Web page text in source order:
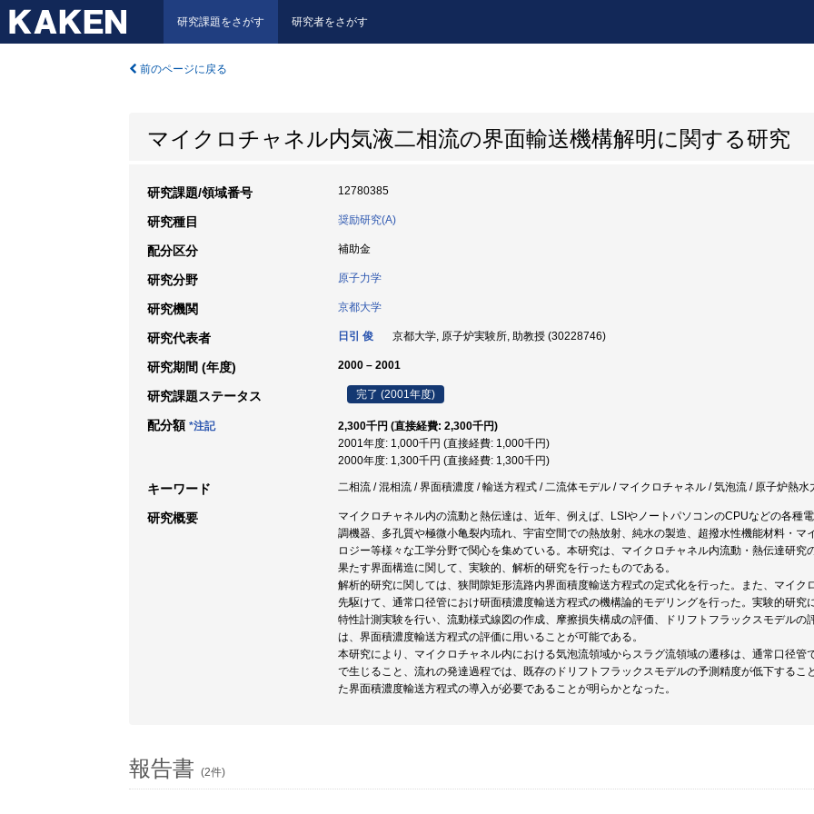
研究課題をさがす 研究者をさがす
前のページに戻る
マイクロチャネル内気液二相流の界面輸送機構解明に関する研究
研究課題/領域番号 12780385
研究種目 奨励研究(A)
配分区分 補助金
研究分野 原子力学
研究機関 京都大学
研究代表者 日引 俊 京都大学, 原子炉実験所, 助教授 (30228746)
研究期間 (年度) 2000 – 2001
研究課題ステータス 完了 (2001年度)
配分額 *注記
2,300千円 (直接経費: 2,300千円)
2001年度: 1,000千円 (直接経費: 1,000千円)
2000年度: 1,300千円 (直接経費: 1,300千円)
キーワード 二相流 / 混相流 / 界面積濃度 / 輸送方程式 / 二流体モデル / マイクロチャネル / 気泡流 / 原子炉熱水
研究概要
マイクロチャネル内の流動と熱伝達は、近年、例えば、LSIやノートパソコンのCPUなどの各種
調機器、多孔質や極微小亀裂内琉れ、宇宙空間での熱放射、純水の製造、超撥水性機能材料・
ロジー等様々な工学分野で関心を集めている。本研究は、マイクロチャネル内流動・熱伝達研
果たす界面構造に関して、実験的、解析的研究を行ったものである。
解析的研究に関しては、狭間隙矩形流路内界面積度輸送方程式の定式化を行った。また、マイ
先駆けて、通常口径管におけ研面積濃度輸送方程式の機構論的モデリングを行った。実験的研
特性計測実験を行い、流動様式線図の作成、摩擦損失構成の評価、ドリフトフラックスモデル
は、界面積濃度輸送方程式の評価に用いることが可能である。
本研究により、マイクロチャネル内における気泡流領域からスラグ流領域の遷移は、通常口径
で生じること、流れの発達過程では、既存のドリフトフラックスモデルの予測精度が低下する
た界面積濃度輸送方程式の導入が必要であることが明らかとなった。
報告書 (2件)